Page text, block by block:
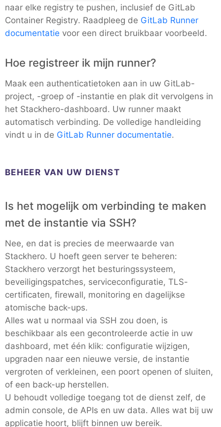
Mosquitto
MySQL
Nextcloud
NocoDB
Node-RED
PHP
Postfix
PostgreSQL
Prometheus
Python
RabbitMQ
Redis®*
naar elke registry te pushen, inclusief de GitLab
Container Registry. Raadpleeg de GitLab Runner
documentatie voor een direct bruikbaar voorbeeld.
Hoe registreer ik mijn runner?
Maak een authenticatietoken aan in uw GitLab-
project, -groep of -instantie en plak dit vervolgens in
het Stackhero-dashboard. Uw runner maakt
automatisch verbinding. De volledige handleiding
vindt u in de GitLab Runner documentatie.
BEHEER VAN UW DIENST
Is het mogelijk om verbinding te maken
met de instantie via SSH?
Nee, en dat is precies de meerwaarde van
Stackhero. U hoeft geen server te beheren:
Stackhero verzorgt het besturingssysteem,
beveiligingspatches, serviceconfiguratie, TLS-
certificaten, firewall, monitoring en dagelijkse
atomische back-ups.
Alles wat u normaal via SSH zou doen, is
beschikbaar als een gecontroleerde actie in uw
dashboard, met één klik: configuratie wijzigen,
upgraden naar een nieuwe versie, de instantie
vergroten of verkleinen, een poort openen of sluiten,
of een back-up herstellen.
U behoudt volledige toegang tot de dienst zelf, de
admin console, de APIs en uw data. Alles wat bij uw
applicatie hoort, blijft binnen uw bereik.